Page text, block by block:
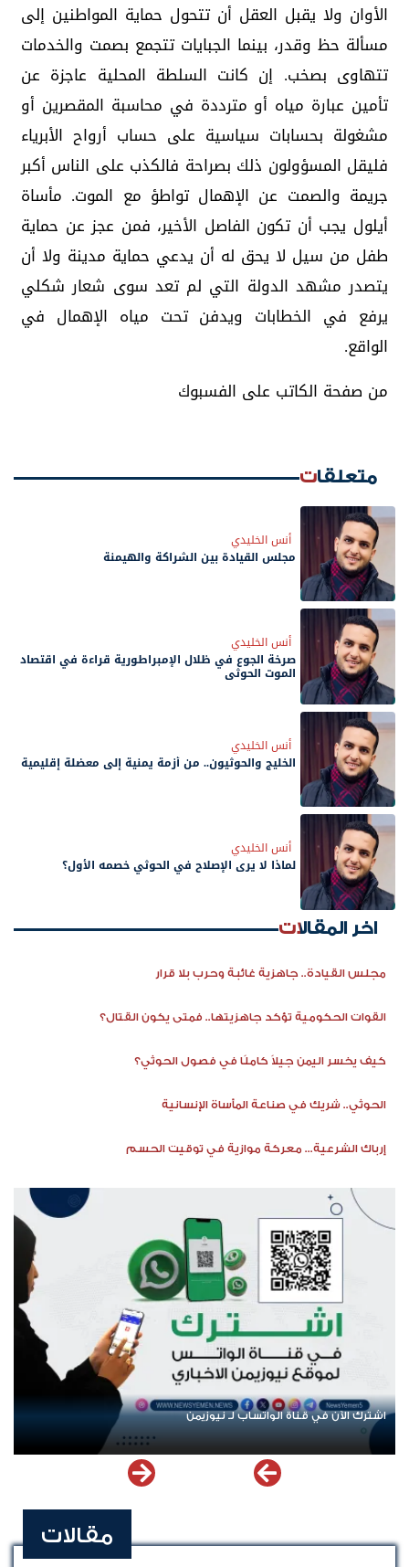
الأوان ولا يقبل العقل أن تتحول حماية المواطنين إلى
مسألة حظ وقدر، بينما الجبايات تتجمع بصمت والخدمات
تتهاوى بصخب. إن كانت السلطة المحلية عاجزة عن
تأمين عبارة مياه أو مترددة في محاسبة المقصرين أو
مشغولة بحسابات سياسية على حساب أرواح الأبرياء
فليقل المسؤولون ذلك بصراحة فالكذب على الناس أكبر
جريمة والصمت عن الإهمال تواطؤ مع الموت. مأساة
أيلول يجب أن تكون الفاصل الأخير، فمن عجز عن حماية
طفل من سيل لا يحق له أن يدعي حماية مدينة ولا أن
يتصدر مشهد الدولة التي لم تعد سوى شعار شكلي
يرفع في الخطابات ويدفن تحت مياه الإهمال في
الواقع.
من صفحة الكاتب على الفسبوك
متعلقات
أنس الخليدي
مجلس القيادة بين الشراكة والهيمنة
أنس الخليدي
صرخة الجوع في ظلال الإمبراطورية قراءة في اقتصاد
الموت الحوثي
أنس الخليدي
الخليج والحوثيون.. من أزمة يمنية إلى معضلة إقليمية
أنس الخليدي
لماذا لا يرى الإصلاح في الحوثي خصمه الأول؟
اخر المقالات
مجلس القيادة.. جاهزية غائبة وحرب بلا قرار
القوات الحكومية تؤكد جاهزيتها.. فمتى يكون القتال؟
كيف يخسر اليمن جيلاً كاملًا في فصول الحوثي؟
الحوثي.. شريك في صناعة المأساة الإنسانية
إرباك الشرعية... معركة موازية في توقيت الحسم
اشترك الآن في قناة الواتساب لـ نيوزيمن
مقالات